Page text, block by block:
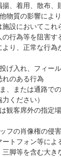
、着用、散布、
物質の影響によ
設においてこれ
行為等を阻害す
り、正常な行為
げ入れ、フィー
のある行為
、または通路で
ください）
観客席外の指定
フの肖像権の侵害
トフォン等によ
脚等を含む大き